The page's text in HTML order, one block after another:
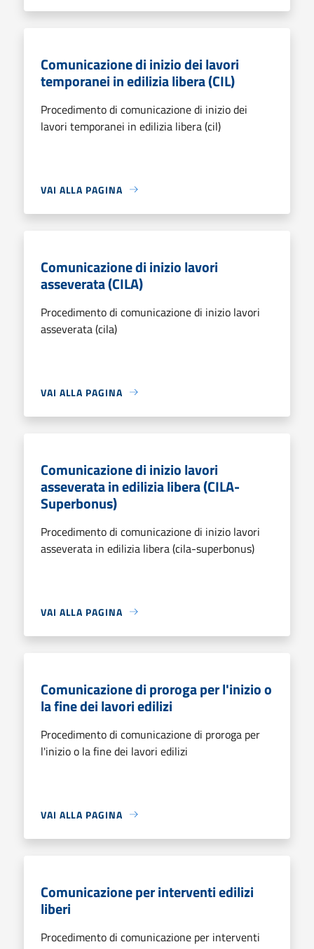
Comunicazione di inizio dei lavori
temporanei in edilizia libera (CIL)
Procedimento di comunicazione di inizio dei
lavori temporanei in edilizia libera (cil)
VAI ALLA PAGINA
Comunicazione di inizio lavori
asseverata (CILA)
Procedimento di comunicazione di inizio lavori
asseverata (cila)
VAI ALLA PAGINA
Comunicazione di inizio lavori
asseverata in edilizia libera (CILA-
Superbonus)
Procedimento di comunicazione di inizio lavori
asseverata in edilizia libera (cila-superbonus)
VAI ALLA PAGINA
Comunicazione di proroga per l'inizio o
la fine dei lavori edilizi
Procedimento di comunicazione di proroga per
l'inizio o la fine dei lavori edilizi
VAI ALLA PAGINA
Comunicazione per interventi edilizi
liberi
Procedimento di comunicazione per interventi